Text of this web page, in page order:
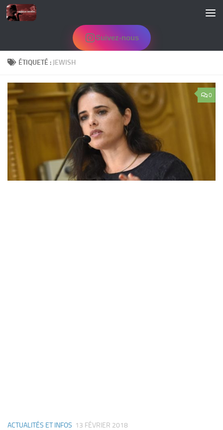
Skip to content
Suivez-nous
ÉTIQUETÉ : JEWISH
0
ACTUALITÉS ET INFOS 13 FÉVRIER 2018